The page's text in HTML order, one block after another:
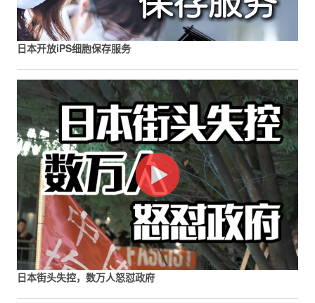
日本开放iPS细胞保存服务
日本街头失控，数万人怒怼政府